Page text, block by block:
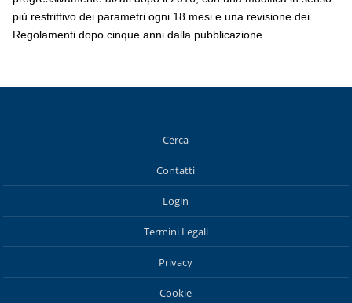
più restrittivo dei parametri ogni 18 mesi e una revisione dei
Regolamenti dopo cinque anni dalla pubblicazione.
Cerca
Contatti
Login
Termini Legali
Privacy
Cookie